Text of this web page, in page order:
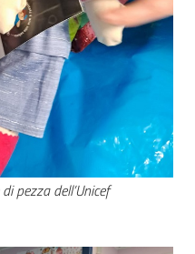
pezza dell’Unicef